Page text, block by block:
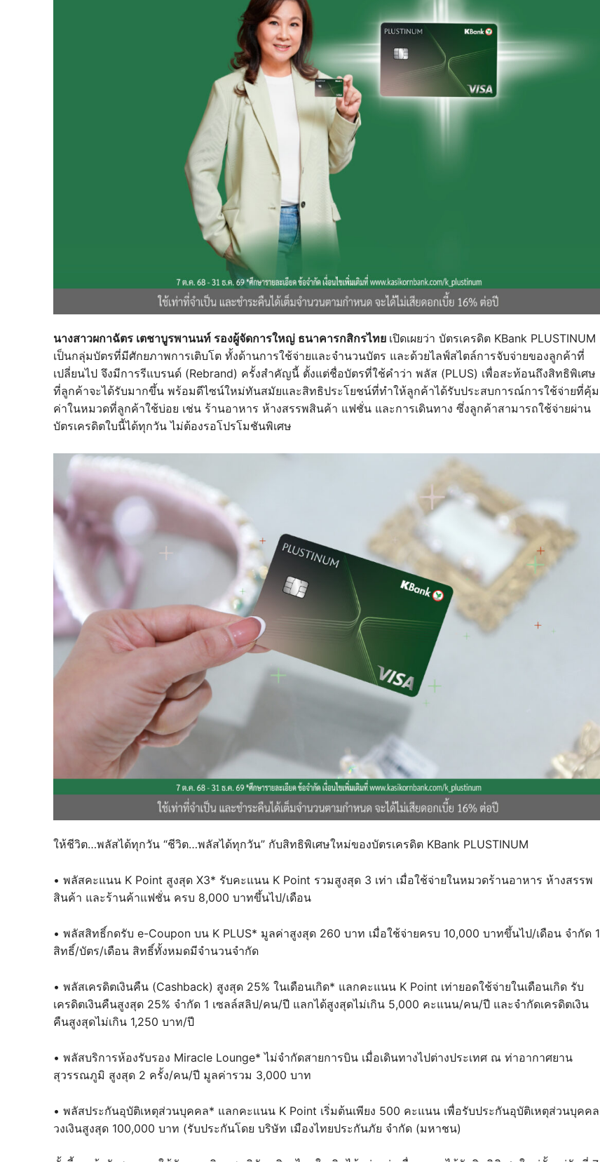
นางสาวผกาฉัตร เตชาบูรพานนท์ รองผู้จัดการใหญ่ ธนาคารกสิกรไทย เปิดเผยว่า บัตรเครดิต KBank PLUSTINUM
เป็นกลุ่มบัตรที่มีศักยภาพการเติบโต ทั้งด้านการใช้จ่ายและจำนวนบัตร และด้วยไลฟ์สไตล์การจับจ่ายของลูกค้าที่
เปลี่ยนไป จึงมีการรีแบรนด์ (Rebrand) ครั้งสำคัญนี้ ตั้งแต่ชื่อบัตรที่ใช้คำว่า พลัส (PLUS) เพื่อสะท้อนถึงสิทธิพิเศษ
ที่ลูกค้าจะได้รับมากขึ้น พร้อมดีไซน์ใหม่ทันสมัยและสิทธิประโยชน์ที่ทำให้ลูกค้าได้รับประสบการณ์การใช้จ่ายที่คุ้ม
ค่าในหมวดที่ลูกค้าใช้บ่อย เช่น ร้านอาหาร ห้างสรรพสินค้า แฟชั่น และการเดินทาง ซึ่งลูกค้าสามารถใช้จ่ายผ่าน
บัตรเครดิตใบนี้ได้ทุกวัน ไม่ต้องรอโปรโมชันพิเศษ
ให้ชีวิต…พลัสได้ทุกวัน “ชีวิต…พลัสได้ทุกวัน” กับสิทธิพิเศษใหม่ของบัตรเครดิต KBank PLUSTINUM
• พลัสคะแนน K Point สูงสุด X3* รับคะแนน K Point รวมสูงสุด 3 เท่า เมื่อใช้จ่ายในหมวดร้านอาหาร ห้างสรรพ
สินค้า และร้านค้าแฟชั่น ครบ 8,000 บาทขึ้นไป/เดือน
• พลัสสิทธิ์กดรับ e-Coupon บน K PLUS* มูลค่าสูงสุด 260 บาท เมื่อใช้จ่ายครบ 10,000 บาทขึ้นไป/เดือน จำกัด 1
สิทธิ์/บัตร/เดือน สิทธิ์ทั้งหมดมีจำนวนจำกัด
• พลัสเครดิตเงินคืน (Cashback) สูงสุด 25% ในเดือนเกิด* แลกคะแนน K Point เท่ายอดใช้จ่ายในเดือนเกิด รับ
เครดิตเงินคืนสูงสุด 25% จำกัด 1 เซลล์สลิป/คน/ปี แลกได้สูงสุดไม่เกิน 5,000 คะแนน/คน/ปี และจำกัดเครดิตเงิน
คืนสูงสุดไม่เกิน 1,250 บาท/ปี
• พลัสบริการห้องรับรอง Miracle Lounge* ไม่จำกัดสายการบิน เมื่อเดินทางไปต่างประเทศ ณ ท่าอากาศยาน
สุวรรณภูมิ สูงสุด 2 ครั้ง/คน/ปี มูลค่ารวม 3,000 บาท
• พลัสประกันอุบัติเหตุส่วนบุคคล* แลกคะแนน K Point เริ่มต้นเพียง 500 คะแนน เพื่อรับประกันอุบัติเหตุส่วนบุคคล
วงเงินสูงสุด 100,000 บาท (รับประกันโดย บริษัท เมืองไทยประกันภัย จำกัด (มหาชน)